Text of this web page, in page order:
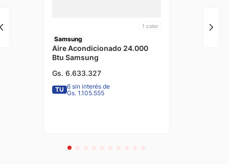
1 color
Samsung
Aire Acondicionado 24.000
Btu Samsung
Gs. 6.633.327
TU 6 sin interés de
Gs. 1.105.555